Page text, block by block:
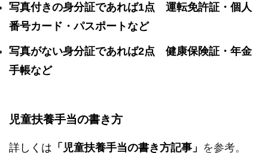
写真付きの身分証であれば1点 運転免許証・個人
番号カード・パスポートなど
写真がない身分証であれば2点 健康保険証・年金
手帳など
児童扶養手当の書き方
詳しくは 「児童扶養手当の書き方記事」 を参考。